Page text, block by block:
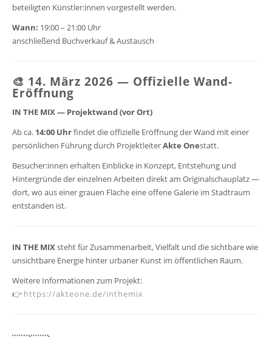
beteiligten Künstler:innen vorgestellt werden.
Wann: 19:00 – 21:00 Uhr
anschließend Buchverkauf & Austausch
🎨 14. März 2026 — Offizielle Wand-
Eröffnung
IN THE MIX — Projektwand (vor Ort)
Ab ca. 14:00 Uhrfindet die offizielle Eröffnung der Wand mit einer
persönlichen Führung durch ProjektleiterAkte Onestatt.
Besucher:innen erhalten Einblicke in Konzept, Entstehung und
Hintergründe der einzelnen Arbeiten direkt am Originalschauplatz —
dort, wo aus einer grauen Fläche eine offene Galerie im Stadtraum
entstanden ist.
IN THE MIXsteht für Zusammenarbeit, Vielfalt und die sichtbare wie
unsichtbare Energie hinter urbaner Kunst im öffentlichen Raum.
Weitere Informationen zum Projekt:
👉 https://akteone.de/inthemix